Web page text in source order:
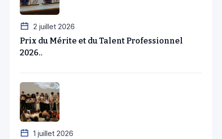
2 juillet 2026
Prix du Mérite et du Talent Professionnel
2026..
1 juillet 2026